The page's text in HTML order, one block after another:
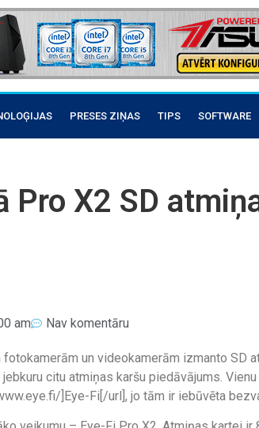
PRESES ZIŅAS TIPS SOFTWARE
Pro X2 SD
am Nav komentāru
fotokamerām un videokamerām izmanto SD
citu atmiņas karšu piedāvājums.
]Eye-Fi[/url], jo tām ir iebūvēta